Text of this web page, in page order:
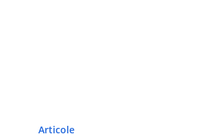
Articole